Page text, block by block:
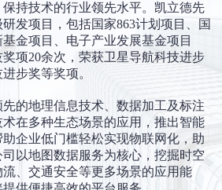
持技术的行业领先水平。凯立德先
发项目，包括国家863计划项目、国
金项目、电子产业发展基金项目
项20余次，荣获卫星导航科技进步
步奖等奖项。
的地理信息技术、数据加工及标注
在多种生态场景的应用，推出智能
企业低门槛轻松实现物联网化，助
以地图数据服务为核心，挖掘时空
、交通安全等更多场景的应用能